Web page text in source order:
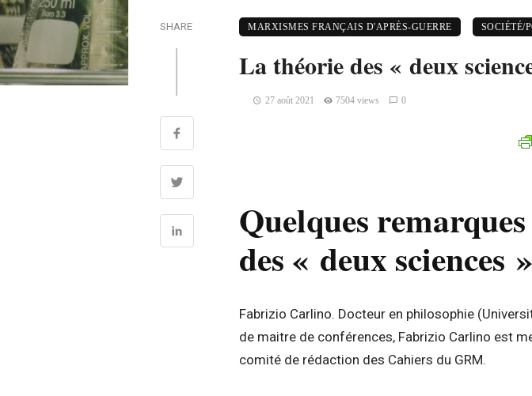
SHARE MARXISMES FRANÇAIS D'APRÈS-GUERRE SOCIÉTÉ/
La théorie des « deux
27 août 2021 7504 views 0
Quelques
des « deux sciences »
Fabrizio Carlino. Docteur en philosophie
de maitre de conférences, Fabrizio Carlino est
comité de rédaction des Cahiers du GRM.